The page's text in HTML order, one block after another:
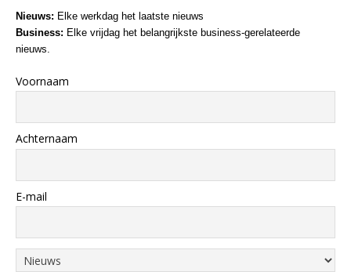
Nieuws: Elke werkdag het laatste nieuws
Business: Elke vrijdag het belangrijkste business-gerelateerde
nieuws.
Voornaam
Achternaam
E-mail